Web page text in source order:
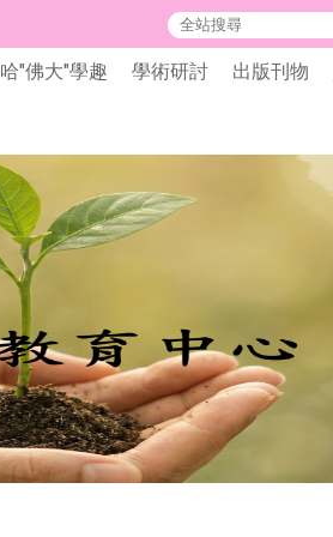
哈"佛大"學趣 學術研討 出版刊物